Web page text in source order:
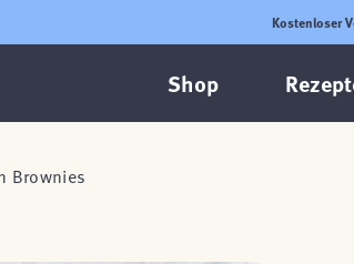
Kostenloser
Shop
Brownies